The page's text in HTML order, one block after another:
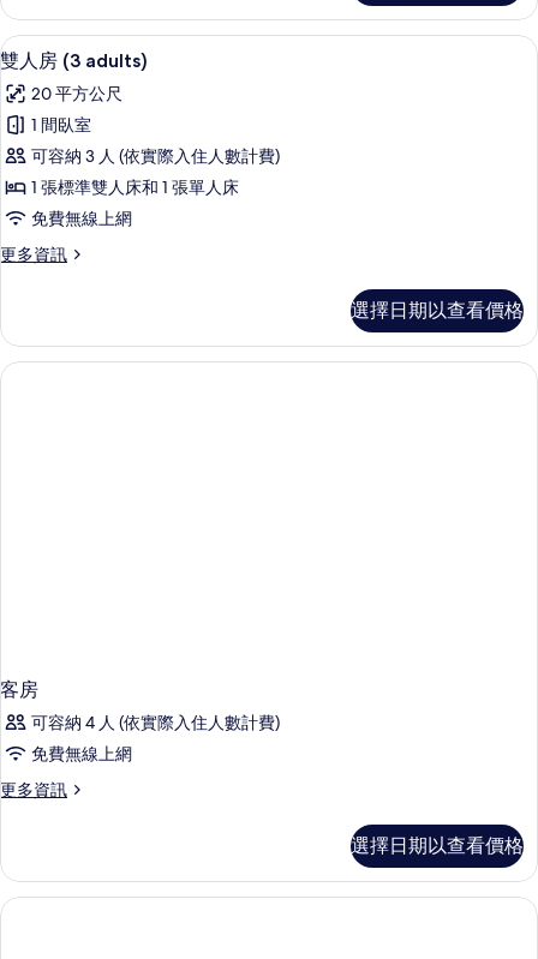
的
所
有
相
片
房
(2
adults
child)
詳
情
顯
示
雙
人
房
(3
adults)
的
相
片
高級寢具、迷你吧、書桌、遮光布/窗
3
雙人房 (3 adults)
20 平方公尺
1 間臥室
可容納 3 人 (依實際入住人數計費)
1 張標準雙人床和 1 張單人床
免費無線上網
更多資訊
更
房
(3
adults)
選擇日期以查看價格
客房
可容納 4 人 (依實際入住人數計費)
免費無線上網
更多資訊
更
的
詳
情
選擇日期以查看價格